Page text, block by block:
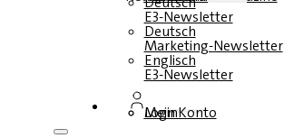
E3-Newsletter
Deutsch
Marketing-Newsletter
Englisch
E3-Newsletter
Login
Mein Konto